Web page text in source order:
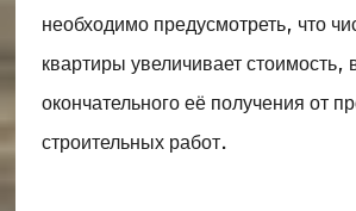
необходимо предусмотреть, что
квартиры увеличивает стоимость,
окончательного её получения от
строительных работ.